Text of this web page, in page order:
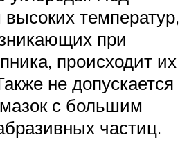
температур,
при
происходит их
не допускается
с большим
частиц.